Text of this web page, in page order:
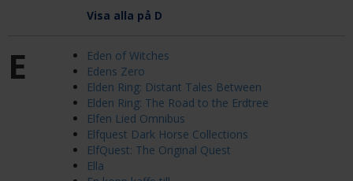
Visa alla på D
E
Eden of Witches
Edens Zero
Elden Ring: Distant Tales Between
Elden Ring: The Road to the Erdtree
Elfen Lied Omnibus
Elfquest Dark Horse Collections
ElfQuest: The Original Quest
Ella